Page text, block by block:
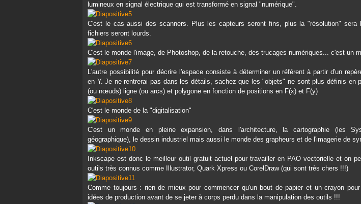
lumineux en signal électrique qui est transformé en signal "numérique".
C'est le cas aussi des scanners. Plus les capteurs seront fins, plus la "résolution" sera
fichiers seront lourds.
C'est le monde l'image, de Photoshop, de la retouche, des trucages numériques... c'est un
L'autre possibilité pour décrire l'espace consiste à déterminer un référent à partir d'un
en Y. Je ne rentrerai pas dans les détails, sachez que les "objets" ne sont plus définis en
(ou nœuds) ligne (ou arcs) et polygone en fonction de positions en F(x) et F(y)
C'est le monde de la "digitalisation"
C'est un monde en pleine expansion, dans l'architecture, la cartographie (les
géographique), le dessin industriel mais aussi le monde des grapheurs et de l'imagerie de
Inkscape est donc le meilleur outil gratuit actuel pour travailler en PAO vectorielle et on
outils très connus comme Illustrator, Quark Xpress ou CorelDraw (qui sont très chers !!!)
Comme toujours : rien de mieux pour commencer qu'un bout de papier et un crayon
idées de production avant de se jeter à corps perdu dans la manipulation des outils !!!